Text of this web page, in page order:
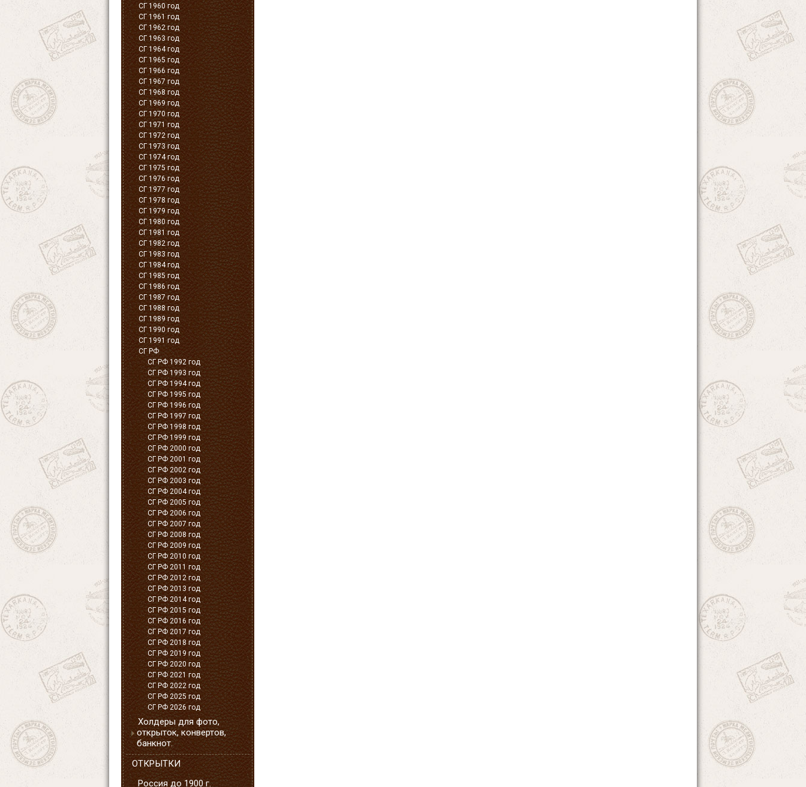
СГ 1960 год
СГ 1961 год
СГ 1962 год
СГ 1963 год
СГ 1964 год
СГ 1965 год
СГ 1966 год
СГ 1967 год
СГ 1968 год
СГ 1969 год
СГ 1970 год
СГ 1971 год
СГ 1972 год
СГ 1973 год
СГ 1974 год
СГ 1975 год
СГ 1976 год
СГ 1977 год
СГ 1978 год
СГ 1979 год
СГ 1980 год
СГ 1981 год
СГ 1982 год
СГ 1983 год
СГ 1984 год
СГ 1985 год
СГ 1986 год
СГ 1987 год
СГ 1988 год
СГ 1989 год
СГ 1990 год
СГ 1991 год
СГ РФ
СГ РФ 1992 год
СГ РФ 1993 год
СГ РФ 1994 год
СГ РФ 1995 год
СГ РФ 1996 год
СГ РФ 1997 год
СГ РФ 1998 год
СГ РФ 1999 год
СГ РФ 2000 год
СГ РФ 2001 год
СГ РФ 2002 год
СГ РФ 2003 год
СГ РФ 2004 год
СГ РФ 2005 год
СГ РФ 2006 год
СГ РФ 2007 год
СГ РФ 2008 год
СГ РФ 2009 год
СГ РФ 2010 год
СГ РФ 2011 год
СГ РФ 2012 год
СГ РФ 2013 год
СГ РФ 2014 год
СГ РФ 2015 год
СГ РФ 2016 год
СГ РФ 2017 год
СГ РФ 2018 год
СГ РФ 2019 год
СГ РФ 2020 год
СГ РФ 2021 год
СГ РФ 2022 год
СГ РФ 2025 год
СГ РФ 2026 год
Холдеры для фото,
открыток, конвертов,
банкнот.
ОТКРЫТКИ
Россия до 1900 г.